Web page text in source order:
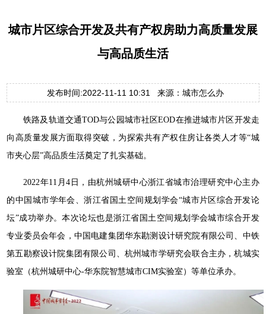
城市片区综合开发及共有产权房助力高质量发展
与高品质生活
发布时间:2022-11-11 10:31 来源：城市怎么办
铁路及轨道交通TOD与公园城市社区EOD在推进城市片区开发走
向高质量发展方面取得突破，为探索共有产权住房让各类人才等“城
市夹心层”高品质生活奠定了扎实基础。
2022年11月4日，由杭州城研中心浙江省城市治理研究中心主办
的中国城市学年会、浙江省国土空间规划学会“城市片区综合开发论
坛”成功举办。本次论坛也是浙江省国土空间规划学会城市综合开发
专业委员会年会，中国电建集团华东勘测设计研究院有限公司、中铁
第五勘察设计院集团有限公司、杭州城市学研究会联合主办，杭城实
验室（杭州城研中心-华东院智慧城市CIM实验室）等单位承办。